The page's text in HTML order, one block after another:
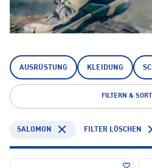
AUSRÜSTUNG KLEIDUNG
FILTERN &
SALOMON FILTER LÖSCHEN